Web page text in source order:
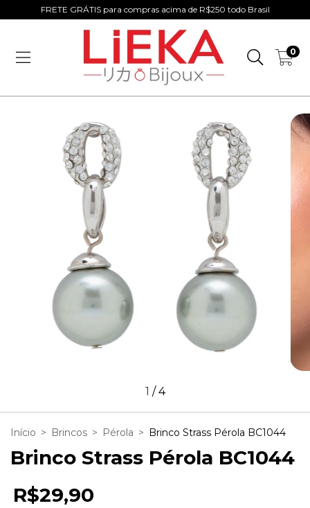
FRETE GRÁTIS para compras acima de R$250 todo Brasil
0
1 /4
Início > Brincos > Pérola > Brinco Strass Pérola BC1044
Brinco Strass Pérola BC1044
R$29,90